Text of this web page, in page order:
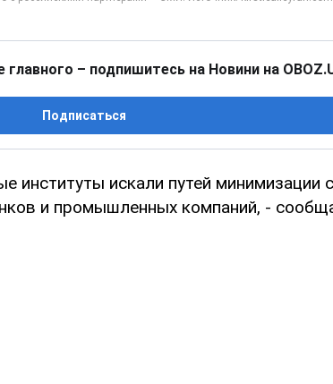
главного – подпишитесь на Новини на
Подписаться
институты искали путей минимизации
и промышленных компаний, -